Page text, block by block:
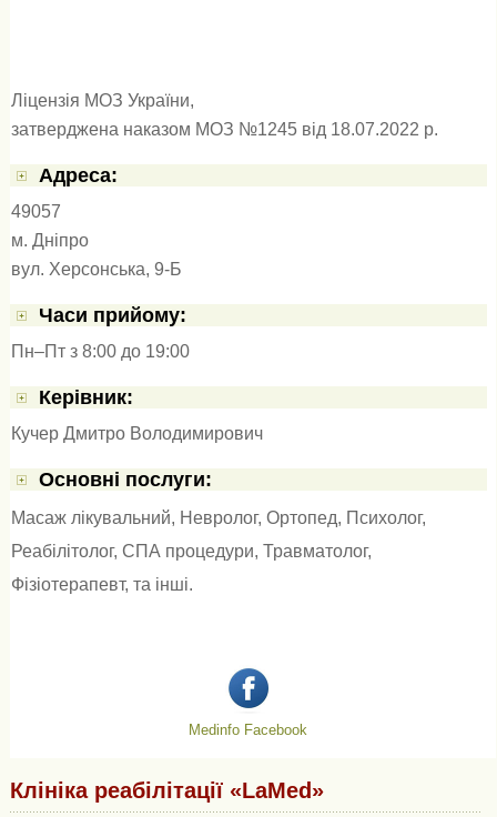
Ліцензія МОЗ України,
затверджена наказом МОЗ №1245 від 18.07.2022 р.
Адресa:
49057
м. Дніпро
вул. Херсонська, 9-Б
Часи прийому:
Пн–Пт з 8:00 до 19:00
Керівник:
Кучер Дмитро Володимирович
Основні послуги:
Масаж лікувальний, Невролог, Ортопед, Психолог,
Реабілітолог, СПА процедури, Травматолог,
Фізіотерапевт, та інші.
Medinfo Facebook
Клініка реабілітації «LaMed»